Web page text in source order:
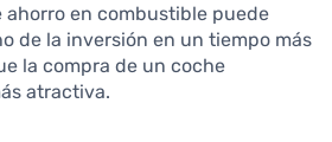
ahorro en combustible puede
de la inversión en un tiempo más
la compra de un coche
atractiva.